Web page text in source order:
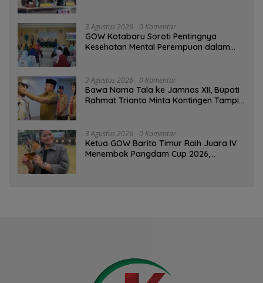
3 Agustus 2026 0 Komentar
GOW Kotabaru Soroti Pentingnya
Kesehatan Mental Perempuan dalam
3 Agustus 2026 0 Komentar
Bawa Nama Tala ke Jamnas XII, Bupati
Rahmat Trianto Minta Kontingen Tampil
3 Agustus 2026 0 Komentar
Ketua GOW Barito Timur Raih Juara IV
Menembak Pangdam Cup 2026,